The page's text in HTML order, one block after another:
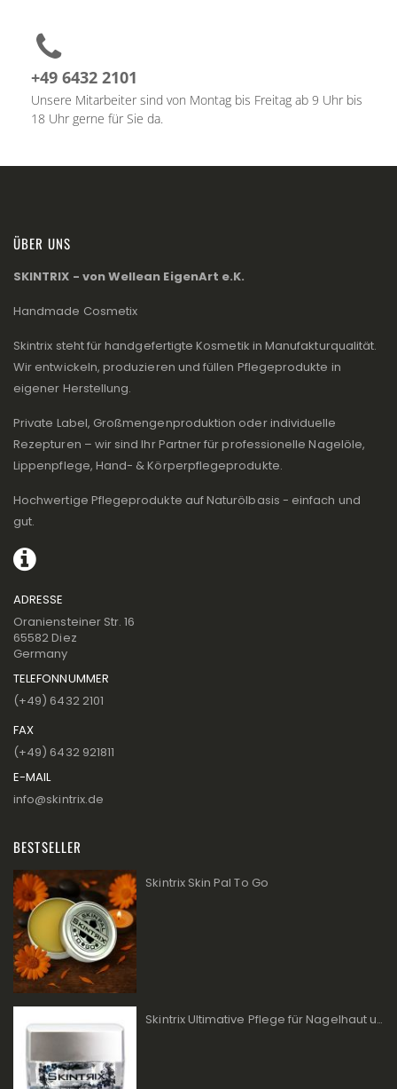
+49 6432 2101
Unsere Mitarbeiter sind von Montag bis Freitag ab 9 Uhr bis
18 Uhr gerne für Sie da.
ÜBER UNS
SKINTRIX - von Wellean EigenArt e.K.
Handmade Cosmetix
Skintrix steht für handgefertigte Kosmetik in Manufakturqualität.
Wir entwickeln, produzieren und füllen Pflegeprodukte in
eigener Herstellung.
Private Label, Großmengenproduktion oder individuelle
Rezepturen – wir sind Ihr Partner für professionelle Nagelöle,
Lippenpflege, Hand- & Körperpflegeprodukte.
Hochwertige Pflegeprodukte auf Naturölbasis - einfach und
gut.
ADRESSE
Oraniensteiner Str. 16
65582 Diez
Germany
TELEFONNUMMER
(+49) 6432 2101
FAX
(+49) 6432 921811
E-MAIL
info@skintrix.de
BESTSELLER
Skintrix Skin Pal To Go
Skintrix Ultimative Pflege für Nagelhaut und Lippen